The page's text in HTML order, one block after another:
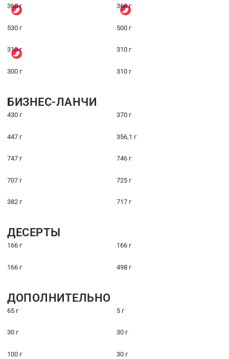
360 г 360 г
530 г 500 г
310 г 310 г
300 г 310 г
БИЗНЕС-ЛАНЧИ
430 г 370 г
447 г 356,1 г
747 г 746 г
707 г 725 г
382 г 717 г
ДЕСЕРТЫ
166 г 166 г
166 г 498 г
ДОПОЛНИТЕЛЬНО
65 г 5 г
30 г 30 г
100 г 30 г